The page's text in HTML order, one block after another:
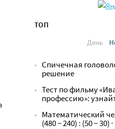
ТОП
День
Спичечная
решение
Тест по фильму
профессию»:
Математический
(480 − 240) : (50 − 30)